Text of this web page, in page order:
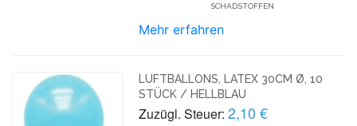
SCHADSTOFFEN
Mehr erfahren
LUFTBALLONS, LATEX 30CM Ø, 10
STÜCK / HELLBLAU
Zuzügl. Steuer: 2,10 €